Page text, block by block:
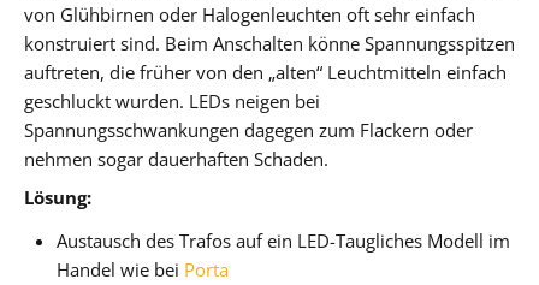
von Glühbirnen oder Halogenleuchten oft sehr einfach
konstruiert sind. Beim Anschalten könne Spannungsspitzen
auftreten, die früher von den „alten“ Leuchtmitteln einfach
geschluckt wurden. LEDs neigen bei
Spannungsschwankungen dagegen zum Flackern oder
nehmen sogar dauerhaften Schaden.
Lösung:
Austausch des Trafos auf ein LED-Taugliches Modell im
Handel wie bei Porta